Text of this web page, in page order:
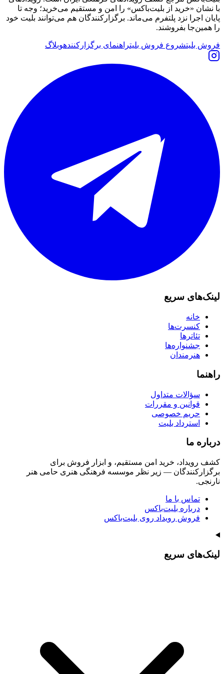
با نشان «خرید از بلیت‌باکس» را امن و مستقیم می‌خرید؛ وجه تا
پایان اجرا نزد پلتفرم می‌ماند. برگزارکنندگان هم می‌توانند بلیت خود
را همین‌جا بفروشند.
فروش بلیتشروع فروش بلیتراهنمای برگزارکنندهوبلاگ
لینک‌های سریع
خانه
کنسرت‌ها
تئاترها
جشنواره‌ها
هنرمندان
راهنما
سؤالات متداول
قوانین و مقررات
حریم خصوصی
استرداد بلیت
درباره ما
کشف رویداد، خرید امن مستقیم، و ابزار فروش برای
برگزارکنندگان — زیر نظر موسسه فرهنگی هنری حامی هنر
نارنجی.
تماس با ما
درباره بلیت‌باکس
فروش رویداد روی بلیت‌باکس
لینک‌های سریع